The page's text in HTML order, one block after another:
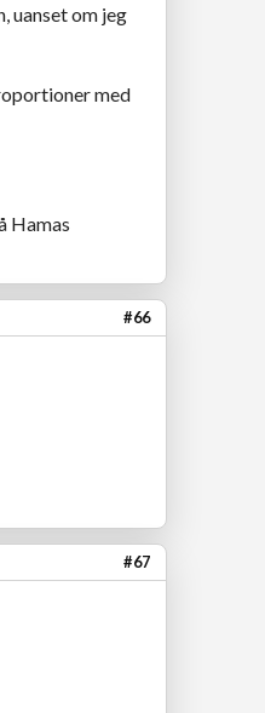
uanset om jeg
med
Hamas
#66
#67